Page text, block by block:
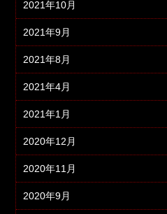
2021年10月
2021年9月
2021年8月
2021年4月
2021年1月
2020年12月
2020年11月
2020年9月